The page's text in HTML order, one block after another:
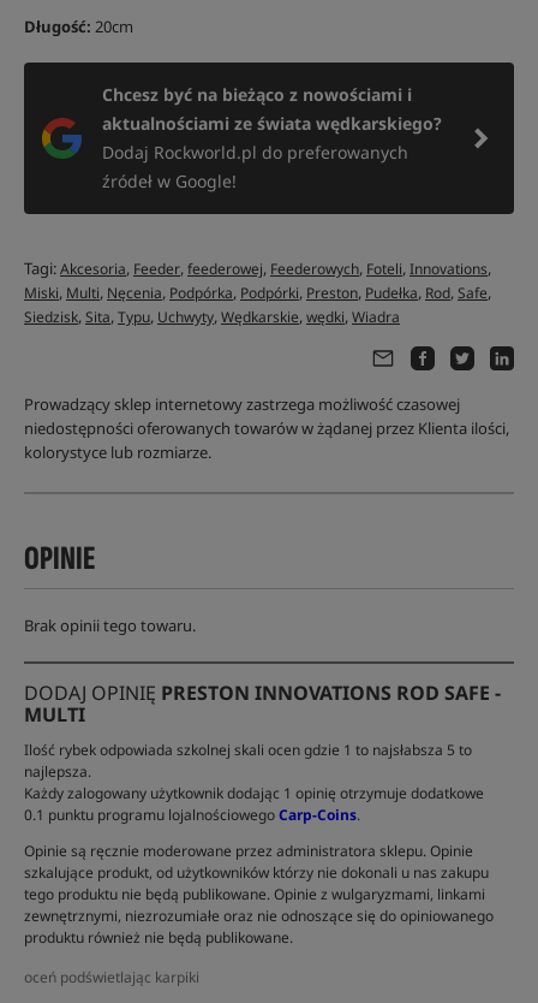
Długość: 20cm
Chcesz być na bieżąco z nowościami i
aktualnościami ze świata wędkarskiego?
Dodaj Rockworld.pl do preferowanych
źródeł w Google!
Tagi:Akcesoria, Feeder,feederowej, Feederowych, Foteli,Innovations,
Miski, Multi, Nęcenia, Podpórka, Podpórki, Preston, Pudełka, Rod,Safe,
Siedzisk,Sita,Typu, Uchwyty,Wędkarskie,wędki,Wiadra
Prowadzący sklep internetowy zastrzega możliwość czasowej
niedostępności oferowanych towarów w żądanej przez Klienta ilości,
kolorystyce lub rozmiarze.
OPINIE
Brak opinii tego towaru.
DODAJ OPINIĘ PRESTON INNOVATIONS ROD SAFE -
MULTI
Ilość rybek odpowiada szkolnej skali ocen gdzie 1 to najsłabsza 5 to
najlepsza.
Każdy zalogowany użytkownik dodając 1 opinię otrzymuje dodatkowe
0.1 punktu programu lojalnościowegoCarp-Coins.
Opinie są ręcznie moderowane przez administratora sklepu. Opinie
szkalujące produkt, od użytkowników którzy nie dokonali u nas zakupu
tego produktu nie będą publikowane. Opinie z wulgaryzmami, linkami
zewnętrznymi, niezrozumiałe oraz nie odnoszące się do opiniowanego
produktu również nie będą publikowane.
oceń podświetlając karpiki